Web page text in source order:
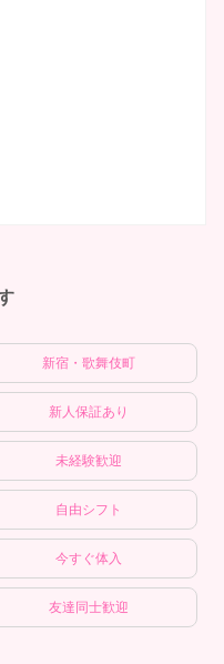
新宿・歌舞伎町
新人保証あり
未経験歓迎
自由シフト
今すぐ体入
友達同士歓迎